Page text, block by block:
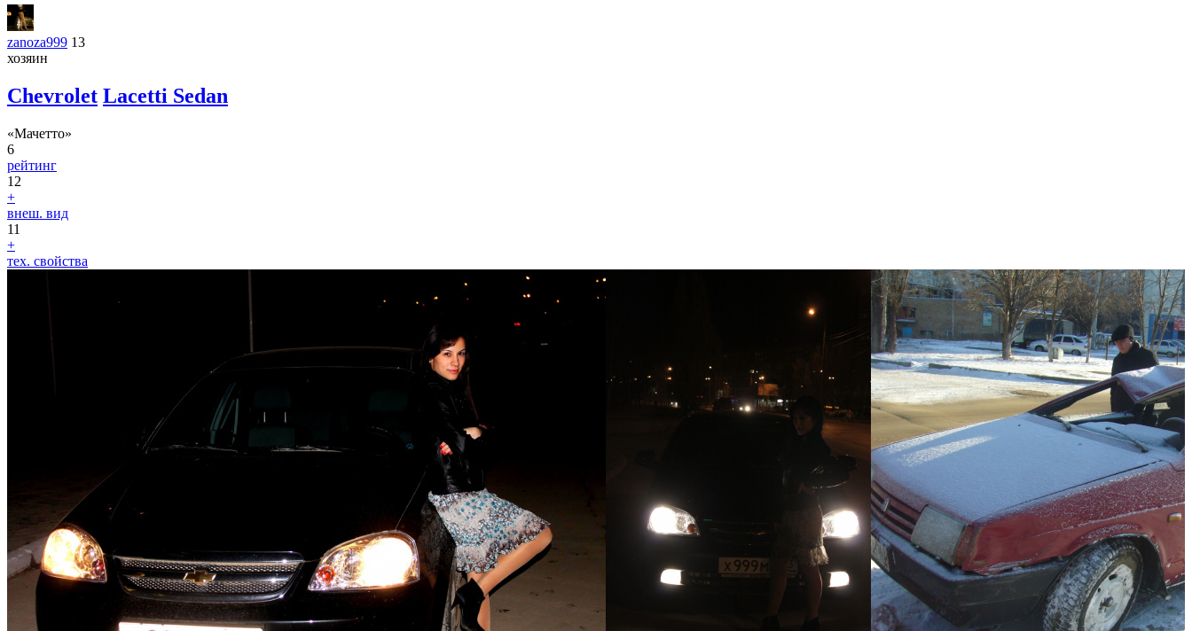
zanoza999 13
хозяин
Chevrolet Lacetti Sedan
«Мачетто»
6
рейтинг
12
+
внеш. вид
11
+
тех. свойства